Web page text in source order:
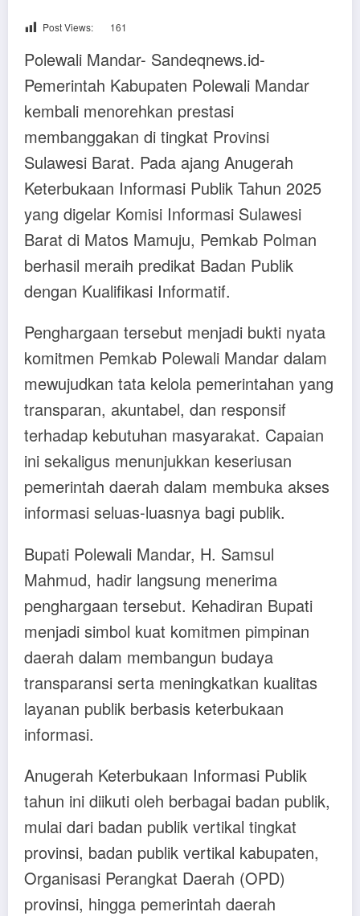
Post Views: 161
Polewali Mandar- Sandeqnews.id-
Pemerintah Kabupaten Polewali Mandar
kembali menorehkan prestasi
membanggakan di tingkat Provinsi
Sulawesi Barat. Pada ajang Anugerah
Keterbukaan Informasi Publik Tahun 2025
yang digelar Komisi Informasi Sulawesi
Barat di Matos Mamuju, Pemkab Polman
berhasil meraih predikat Badan Publik
dengan Kualifikasi Informatif.
Penghargaan tersebut menjadi bukti nyata
komitmen Pemkab Polewali Mandar dalam
mewujudkan tata kelola pemerintahan yang
transparan, akuntabel, dan responsif
terhadap kebutuhan masyarakat. Capaian
ini sekaligus menunjukkan keseriusan
pemerintah daerah dalam membuka akses
informasi seluas-luasnya bagi publik.
Bupati Polewali Mandar, H. Samsul
Mahmud, hadir langsung menerima
penghargaan tersebut. Kehadiran Bupati
menjadi simbol kuat komitmen pimpinan
daerah dalam membangun budaya
transparansi serta meningkatkan kualitas
layanan publik berbasis keterbukaan
informasi.
Anugerah Keterbukaan Informasi Publik
tahun ini diikuti oleh berbagai badan publik,
mulai dari badan publik vertikal tingkat
provinsi, badan publik vertikal kabupaten,
Organisasi Perangkat Daerah (OPD)
provinsi, hingga pemerintah daerah